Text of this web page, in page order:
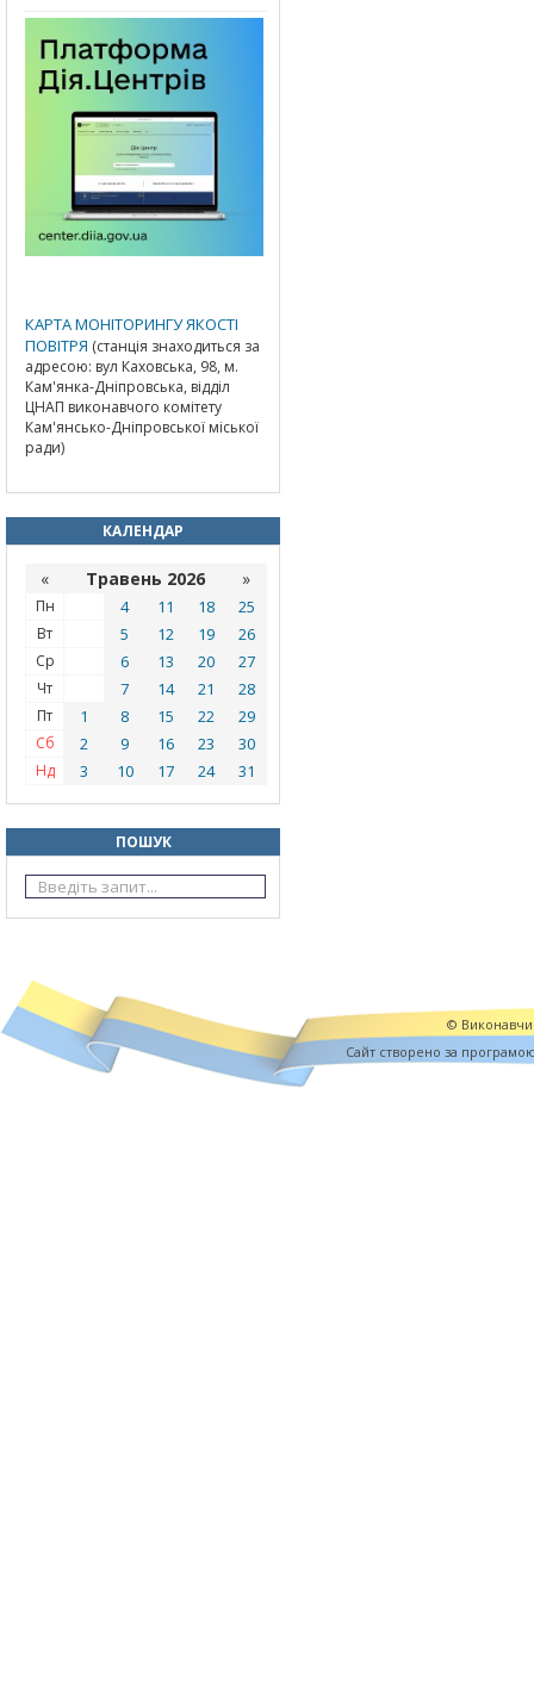
КАРТА МОНІТОРИНГУ ЯКОСТІ
ПОВІТРЯ (станція знаходиться за
адресою: вул Каховська, 98, м.
Кам'янка-Дніпровська, відділ
ЦНАП виконавчого комітету
Кам'янсько-Дніпровської міської
ради)
КАЛЕНДАР
« Травень 2026 »
Пн 4 11 18 25
Вт 5 12 19 26
Ср 6 13 20 27
Чт 7 14 21 28
Пт 1 8 15 22 29
Сб 2 9 16 23 30
Нд 3 10 17 24 31
ПОШУК
©
Cайт створено за